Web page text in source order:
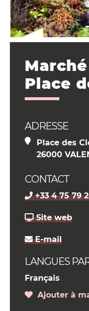
Place
ADRESSE
Place des
26000
CONTACT
+33 4 75 79
Site web
E-mail
LANGUES
Français
Ajouter à